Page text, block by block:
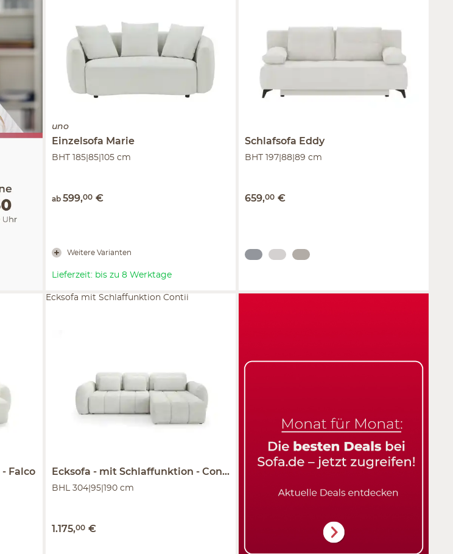
uno
Einzelsofa Marie
BHT 185|85|105 cm
ab 599,00 €
Weitere Varianten
Lieferzeit: bis zu 8 Werktage
Schlafsofa Eddy
BHT 197|88|89 cm
659,00 €
Falco Ecksofa mit Schlaffunktion Contii
BHL 304|95|190 cm
1.175,00 €
Ecksofa mit Schlaffunktion Contii